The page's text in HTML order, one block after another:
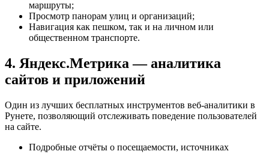
маршруты;
Просмотр панорам улиц и организаций;
Навигация как пешком, так и на личном или
общественном транспорте.
4. Яндекс.Метрика — аналитика
сайтов и приложений
Один из лучших бесплатных инструментов веб-аналитики в
Рунете, позволяющий отслеживать поведение пользователей
на сайте.
Подробные отчёты о посещаемости, источниках